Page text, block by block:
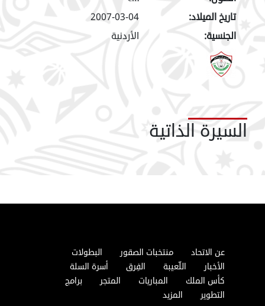
تاريخ الميلاد:
2007-03-04
الجنسية:
الأردنية
السيرة الذاتية
عن الاتحاد منتخبات الصقور
البطولات
الأخبار
اللّعيبة الفِرق
أسرة السلة
كأس الملك
المباريات المتجر
برامج
التطوير
المزيد